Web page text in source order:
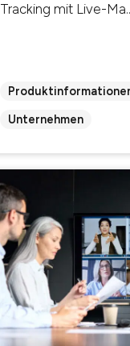
Tracking mit Live-
Unternehmen